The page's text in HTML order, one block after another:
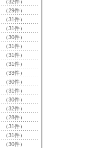
（32件）
（29件）
（31件）
（31件）
（30件）
（31件）
（31件）
（31件）
（33件）
（30件）
（31件）
（30件）
（32件）
（28件）
（31件）
（31件）
（30件）